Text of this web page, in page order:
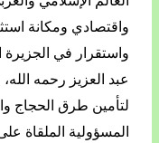
واقتصادي ومكانة
واستقرار في الجزيرة
عبد العزيز رحمه
لتأمين طرق الحجاج
المسؤولية الملقاة